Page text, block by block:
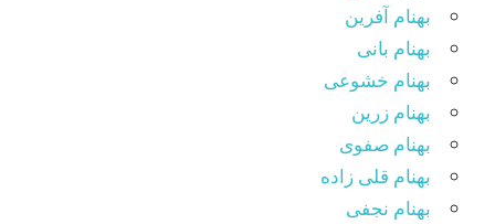
بهنام آفرین
بهنام بانی
بهنام خشوعی
بهنام زرین
بهنام صفوی
بهنام قلی زاده
بهنام نجفی